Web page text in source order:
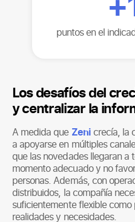
puntos en el
Los desafíos del
y centralizar la
A medida que Zenicrecía, la
a apoyarse en múltiples
que las novedades llegaran a
momento adecuado y no
personas. Además, con
distribuidos, la compañía
suficientemente flexible
realidades y necesidades.